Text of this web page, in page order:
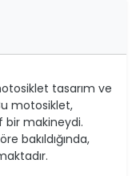
tasarım ve
motosiklet,
makineydi.
bakıldığında,